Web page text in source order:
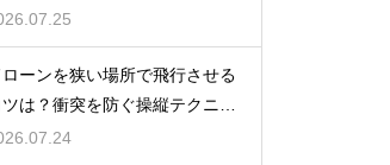
動向
ローンを狭い場所で飛行させる
ツは？衝突を防ぐ操縦テクニッ
解説